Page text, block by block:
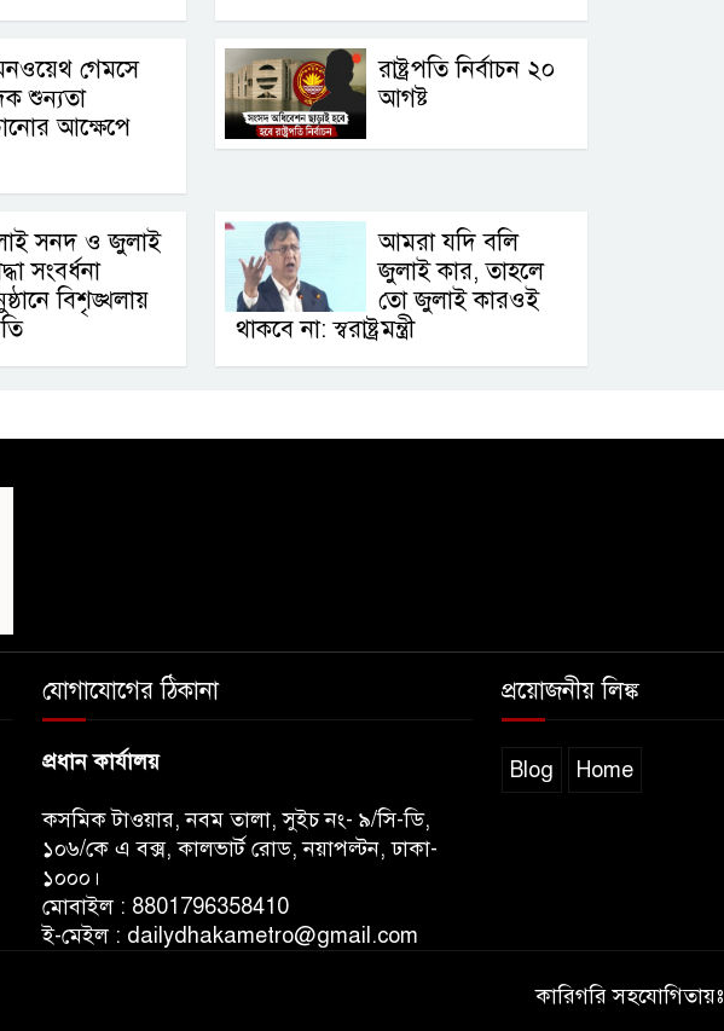
গেমসে
শুন্যতা
আক্ষেপে
রাষ্ট্রপতি নির্বাচন ২০
আগষ্ট
সনদ ও জুলাই
সংবর্ধনা
বিশৃঙ্খলায়
আমরা যদি বলি
জুলাই কার, তাহলে
তো জুলাই কারওই
থাকবে না: স্বরাষ্ট্রমন্ত্রী
যোগাযোগের ঠিকানা
প্রধান কার্যালয়
কসমিক টাওয়ার, নবম তালা, সুইচ নং- ৯/সি-ডি,
১০৬/কে এ বক্স, কালভার্ট রোড, নয়াপল্টন, ঢাকা-
১০০০।
মোবাইল : 8801796358410
ই-মেইল : dailydhakametro@gmail.com
প্রয়োজনীয় লিঙ্ক
Blog Home
কারিগরি সহযোগিতায়ঃ